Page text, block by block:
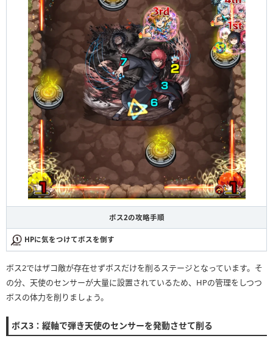
ボス2の攻略手順
HPに気をつけてボスを倒す
ボス2ではザコ敵が存在せずボスだけを削るステージとなっています。そ
の分、天使のセンサーが大量に設置されているため、HPの管理をしつつ
ボスの体力を削りましょう。
ボス3：縦軸で弾き天使のセンサーを発動させて削る